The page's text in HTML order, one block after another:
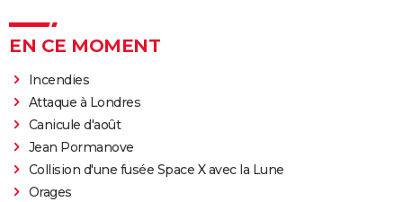
EN CE MOMENT
Incendies
Attaque à Londres
Canicule d'août
Jean Pormanove
Collision d'une fusée Space X avec la Lune
Orages